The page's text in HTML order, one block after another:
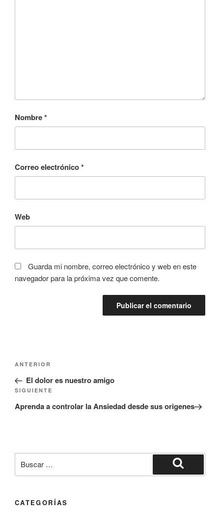
Nombre*
Correo electrónico*
Web
Guarda mi nombre, correo electrónico y web en este
navegador para la próxima vez que comente.
Navegación
entradas
Entrada
anterior:
ANTERIOR
El dolor es nuestro amigo
Siguiente
entrada
SIGUIENTE
Aprenda a controlar la Ansiedad desde sus origenes
por:
Buscar
CATEGORÍAS